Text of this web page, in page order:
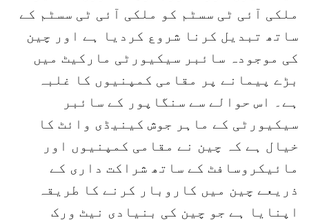
ملکی آئی ٹی سسٹم کو ملکی آئی ٹی سسٹم کے
ساتھ تبدیل کرنا شروع کردیا ہے اور چین
کی موجودہ سائبر سیکیورٹی مارکیٹ میں
بڑے پیمانے پر مقامی کمپنیوں کا غلبہ
ہے۔ اس حوالے سے سنگاپور کے سائبر
سیکیورٹی کے ماہر جوش کینیڈی وائٹ کا
خیال ہے کہ چین نے مقامی کمپنیوں اور
مائیکروسافٹ کے ساتھ شراکت داری کے
ذریعے چین میں کاروبار کرنے کا طریقہ
اپنایا ہے جو چین کی بنیادی نیٹ ورک